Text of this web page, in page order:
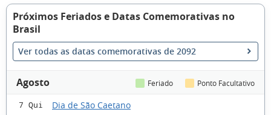
Próximos Feriados e Datas Comemorativas no
Brasil
Ver todas as datas comemorativas de 2092
Agosto Feriado Ponto Facultativo
7 Qui Dia de São Caetano